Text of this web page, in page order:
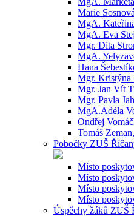
Marie
MgA.
MgA. Eva
Mgr. Dita
MgA.
Hana
Mgr. Kristýna
Mgr. Jan Vít
Mgr. Pavla
MgA.Adéla
Ondřej
Tomáš
Pobočky ZUŠ
Místo
Místo
Místo
Místo
Úspěchy žáků ZUŠ